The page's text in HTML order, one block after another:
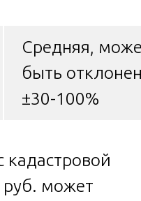
Средняя,
быть
±30-100%
кадастровой
может